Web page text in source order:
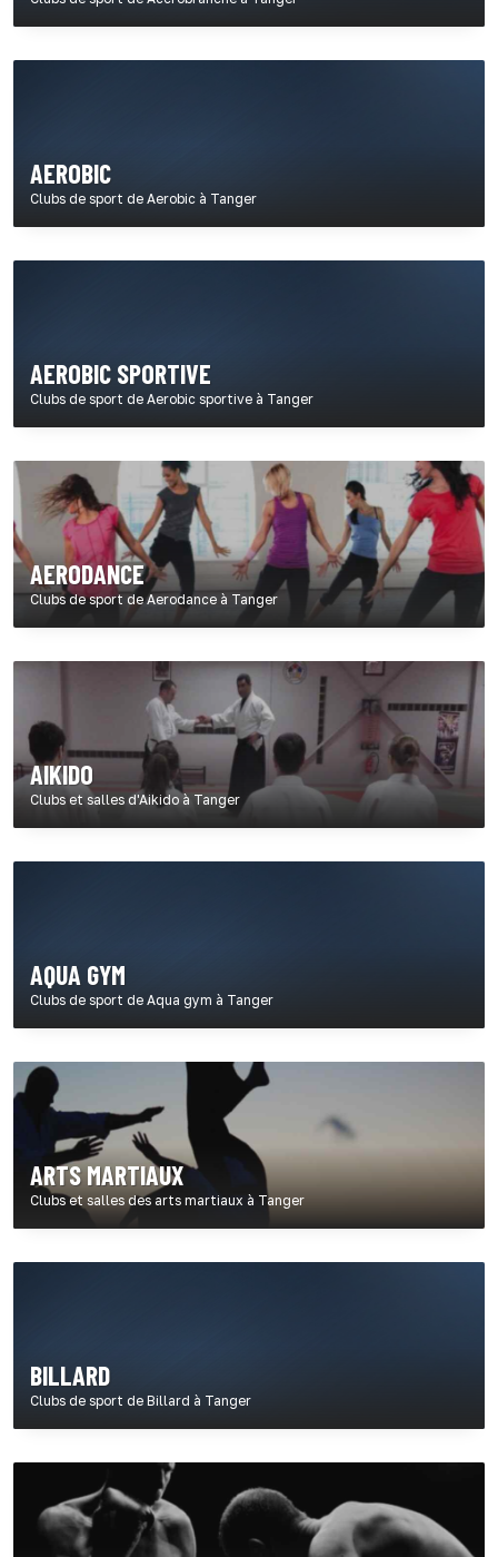
AEROBIC
Clubs de sport de Aerobic à Tanger
AEROBIC SPORTIVE
Clubs de sport de Aerobic sportive à Tanger
AERODANCE
Clubs de sport de Aerodance à Tanger
AIKIDO
Clubs et salles d'Aikido à Tanger
AQUA GYM
Clubs de sport de Aqua gym à Tanger
ARTS MARTIAUX
Clubs et salles des arts martiaux à Tanger
BILLARD
Clubs de sport de Billard à Tanger